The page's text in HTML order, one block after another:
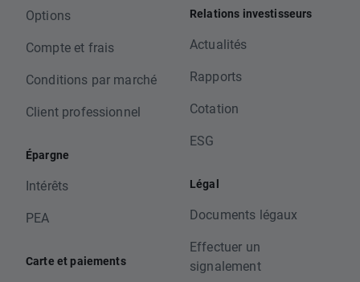
Options
Compte et frais
Conditions par marché
Client professionnel
Épargne
Intérêts
PEA
Carte et paiements
Relations investisseurs
Actualités
Rapports
Cotation
ESG
Légal
Documents légaux
Effectuer un
signalement